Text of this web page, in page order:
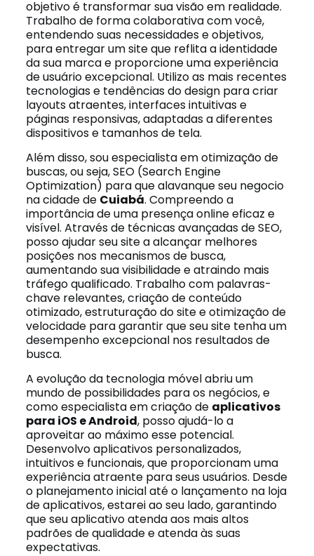
objetivo é transformar sua visão em realidade.
Trabalho de forma colaborativa com você,
entendendo suas necessidades e objetivos,
para entregar um site que reflita a identidade
da sua marca e proporcione uma experiência
de usuário excepcional. Utilizo as mais recentes
tecnologias e tendências do design para criar
layouts atraentes, interfaces intuitivas e
páginas responsivas, adaptadas a diferentes
dispositivos e tamanhos de tela.
Além disso, sou especialista em otimização de
buscas, ou seja, SEO (Search Engine
Optimization) para que alavanque seu negocio
na cidade de Cuiabá. Compreendo a
importância de uma presença online eficaz e
visível. Através de técnicas avançadas de SEO,
posso ajudar seu site a alcançar melhores
posições nos mecanismos de busca,
aumentando sua visibilidade e atraindo mais
tráfego qualificado. Trabalho com palavras-
chave relevantes, criação de conteúdo
otimizado, estruturação do site e otimização de
velocidade para garantir que seu site tenha um
desempenho excepcional nos resultados de
busca.
A evolução da tecnologia móvel abriu um
mundo de possibilidades para os negócios, e
como especialista em criação de aplicativos
para iOS e Android, posso ajudá-lo a
aproveitar ao máximo esse potencial.
Desenvolvo aplicativos personalizados,
intuitivos e funcionais, que proporcionam uma
experiência atraente para seus usuários. Desde
o planejamento inicial até o lançamento na loja
de aplicativos, estarei ao seu lado, garantindo
que seu aplicativo atenda aos mais altos
padrões de qualidade e atenda às suas
expectativas.